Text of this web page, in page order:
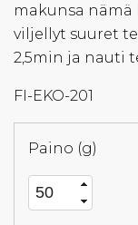
makunsa
viljellyt suuret
2,5min ja nauti
FI-EKO-201
Paino (g)